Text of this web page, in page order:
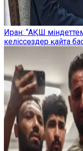
Иран: “АҚШ
келіссөздер қайта